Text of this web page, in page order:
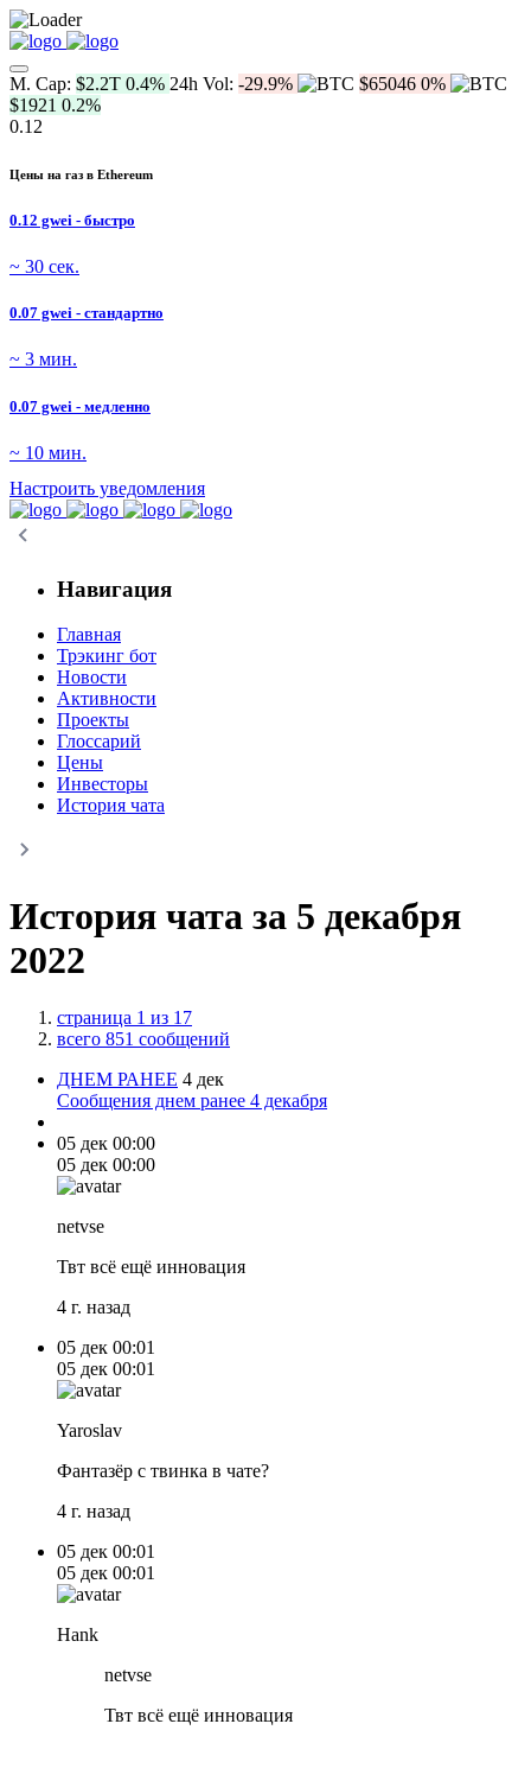
M. Cap: $2.2T 0.4% 24h Vol: -29.9% $65046 0%
$1921 0.2%
0.12
Цены на газ в Ethereum
0.12 gwei - быстро
~ 30 сек.
0.07 gwei - стандартно
~ 3 мин.
0.07 gwei - медленно
~ 10 мин.
Настроить уведомления
Навигация
Главная
Трэкинг бот
Новости
Активности
Проекты
Глоссарий
Цены
Инвесторы
История чата
История чата за 5 декабря
2022
страница 1 из 17
всего 851 сообщений
ДНЕМ РАНЕЕ 4 дек
Сообщения днем ранее 4 декабря
05 дек 00:00
05 дек 00:00
netvse
Твт всё ещё инновация
4 г. назад
05 дек 00:01
05 дек 00:01
Yaroslav
Фантазёр с твинка в чате?
4 г. назад
05 дек 00:01
05 дек 00:01
Hank
netvse
Твт всё ещё инновация